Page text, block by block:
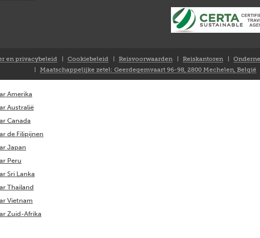
en privacybeleid Cookiebeleid Reisvoorwaarden Reiskantoren
Maatschappelijke zetel: Geerdegemvaart 96-98, 2800 Mechelen, België
Amerika
Australië
Canada
de Filipijnen
Japan
Peru
Sri Lanka
Thailand
Vietnam
Zuid-Afrika